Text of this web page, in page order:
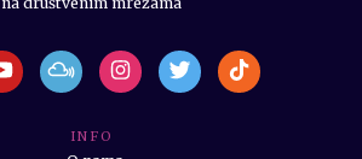
I N F O